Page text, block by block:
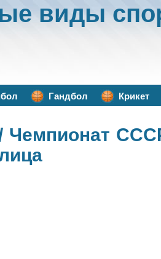
виды
Гандбол Крикет
Чемпионат